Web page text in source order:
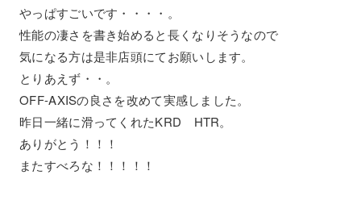
やっぱすごいです・・・・。
性能の凄さを書き始めると長くなりそうなので
気になる方は是非店頭にてお願いします。
とりあえず・・。
OFF-AXISの良さを改めて実感しました。
昨日一緒に滑ってくれたKRD HTR。
ありがとう！！！
またすべろな！！！！！